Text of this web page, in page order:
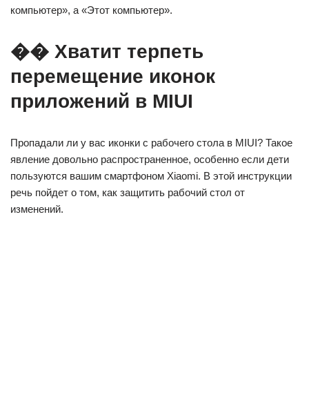
компьютер», а «Этот компьютер».
�� Хватит терпеть
перемещение иконок
приложений в MIUI
Пропадали ли у вас иконки с рабочего стола в MIUI? Такое
явление довольно распространенное, особенно если дети
пользуются вашим смартфоном Xiaomi. В этой инструкции
речь пойдет о том, как защитить рабочий стол от
изменений.